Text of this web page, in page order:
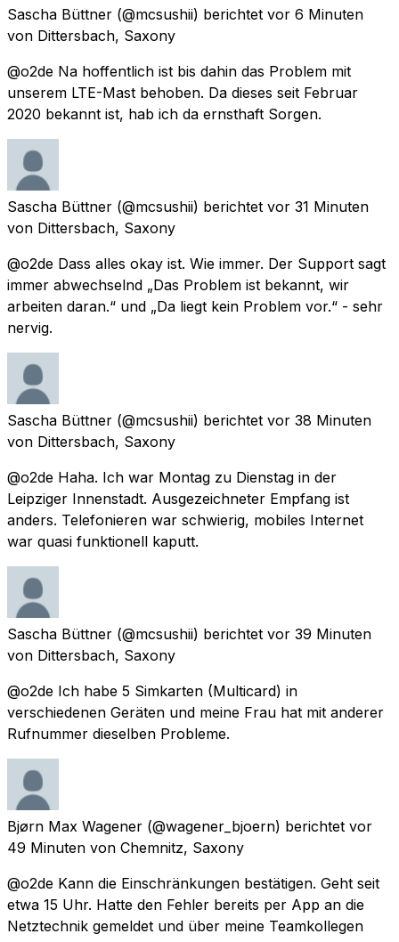
Sascha Büttner (@mcsushii) berichtet vor 6 Minuten
von Dittersbach, Saxony
@o2de Na hoffentlich ist bis dahin das Problem mit
unserem LTE-Mast behoben. Da dieses seit Februar
2020 bekannt ist, hab ich da ernsthaft Sorgen.
Sascha Büttner (@mcsushii) berichtet vor 31 Minuten
von Dittersbach, Saxony
@o2de Dass alles okay ist. Wie immer. Der Support sagt
immer abwechselnd „Das Problem ist bekannt, wir
arbeiten daran.“ und „Da liegt kein Problem vor.“ - sehr
nervig.
Sascha Büttner (@mcsushii) berichtet vor 38 Minuten
von Dittersbach, Saxony
@o2de Haha. Ich war Montag zu Dienstag in der
Leipziger Innenstadt. Ausgezeichneter Empfang ist
anders. Telefonieren war schwierig, mobiles Internet
war quasi funktionell kaputt.
Sascha Büttner (@mcsushii) berichtet vor 39 Minuten
von Dittersbach, Saxony
@o2de Ich habe 5 Simkarten (Multicard) in
verschiedenen Geräten und meine Frau hat mit anderer
Rufnummer dieselben Probleme.
Bjørn Max Wagener (@wagener_bjoern) berichtet vor
49 Minuten von Chemnitz, Saxony
@o2de Kann die Einschränkungen bestätigen. Geht seit
etwa 15 Uhr. Hatte den Fehler bereits per App an die
Netztechnik gemeldet und über meine Teamkollegen